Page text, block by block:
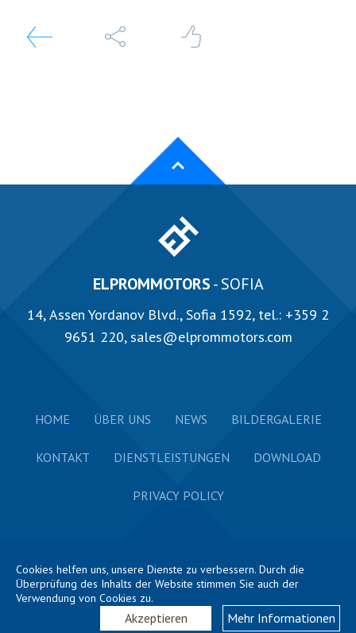
ELPROMMOTORS- SOFIA
14, Аssen Yordanov Blvd., Sofia 1592, tel.: +359 2
9651 220,sales@elprommotors.com
HOME ÜBER UNS NEWS BILDERGALERIE
KONTAKT DIENSTLEISTUNGEN DOWNLOAD
PRIVACY POLICY
2026 ELPROM HARMANLI © All rights reserved. Website
byGD styles
Cookies helfen uns, unsere Dienste zu verbessern. Durch die
Überprüfung des Inhalts der Website stimmen Sie auch der
Verwendung von Cookies zu.
Akzeptieren Mehr Informationen